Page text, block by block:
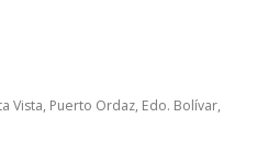
Vista, Puerto Ordaz, Edo. Bolívar,